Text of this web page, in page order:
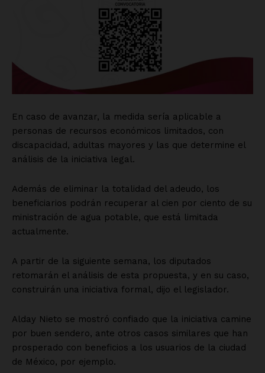
En caso de avanzar, la medida sería aplicable a
personas de recursos económicos limitados, con
discapacidad, adultas mayores y las que determine el
análisis de la iniciativa legal.
Además de eliminar la totalidad del adeudo, los
beneficiarios podrán recuperar al cien por ciento de su
ministración de agua potable, que está limitada
actualmente.
A partir de la siguiente semana, los diputados
retomarán el análisis de esta propuesta, y en su caso,
construirán una iniciativa formal, dijo el legislador.
Alday Nieto se mostró confiado que la iniciativa camine
por buen sendero, ante otros casos similares que han
prosperado con beneficios a los usuarios de la ciudad
de México, por ejemplo.